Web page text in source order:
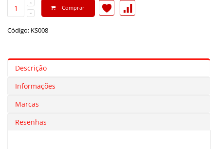
Comprar
Código: KS008
Descrição
Informações
Marcas
Resenhas